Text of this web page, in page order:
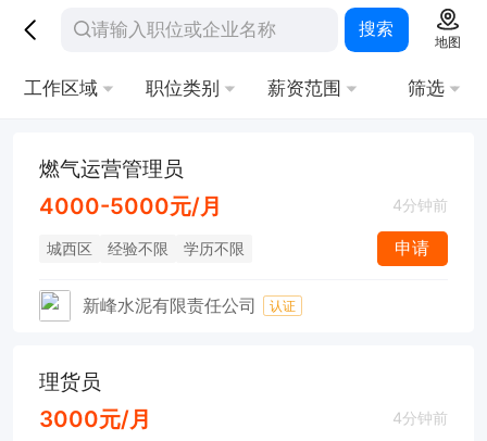
搜索
地图
工作区域 职位类别 薪资范围 筛选
燃气运营管理员
4000-5000元/月 4分钟前
城西区 经验不限 学历不限 申请
新峰水泥有限责任公司 认证
理货员
3000元/月 4分钟前